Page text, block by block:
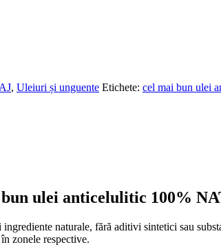
, Uleiuri și unguente Etichete: cel mai bun ulei
ulei anticelulitic 100%
naturale, fără aditivi sintetici sau
zonele respective.